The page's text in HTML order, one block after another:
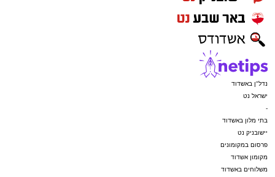
נדל"ן באשדוד
ישראל נט
-
בתי מלון באשדוד
יישובניק נט
פרסום במקומונים
מקומון אשדוד
משלוחים באשדוד